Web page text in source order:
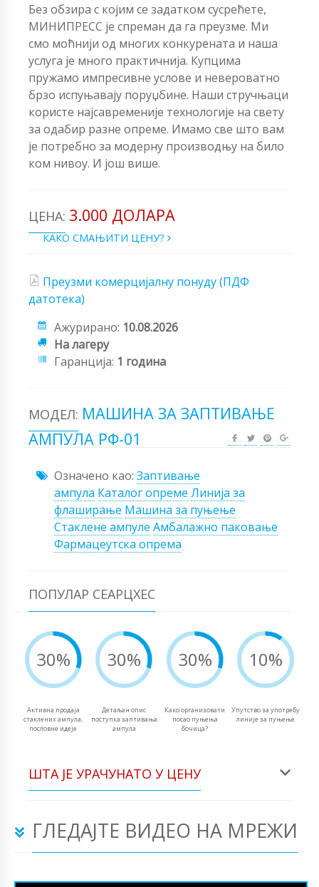
Без обзира с којим се задатком сусрећете,
МИНИПРЕСС је спреман да га преузме. Ми
смо моћнији од многих конкурената и наша
услуга је много практичнија. Купцима
пружамо импресивне услове и невероватно
брзо испуњавају поруџбине. Наши стручњаци
користе најсавременије технологије на свету
за одабир разне опреме. Имамо све што вам
је потребно за модерну производњу на било
ком нивоу. И још више.
ЦЕНА: 3.000 ДОЛАРА
КАКО СМАЊИТИ ЦЕНУ?
Преузми комерцијалну понуду (ПДФ
датотека)
Ажурирано: 10.08.2026
На лагеру
Гаранција: 1 година
МОДЕЛ: МАШИНА ЗА ЗАПТИВАЊЕ
АМПУЛА РФ-01
Означено као: Заптивање
ампула Каталог опреме Линија за
флаширање Машина за пуњење
Стаклене ампуле Амбалажно паковање
Фармацеутска опрема
ПОПУЛАР СЕАРЦХЕС
30%
Активна продаја
стаклених ампула,
пословне идеје
30%
Детаљан опис
поступка заптивања
ампула
30%
Како организовати
посао пуњења
бочица?
10%
Упутство за употребу
линије за пуњење
ШТА ЈЕ УРАЧУНАТО У ЦЕНУ
ГЛЕДАЈТЕ ВИДЕО НА МРЕЖИ